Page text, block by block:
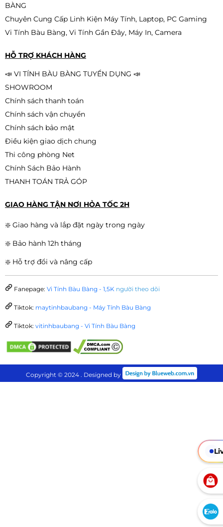
BÀNG
Chuyên Cung Cấp Linh Kiện Máy Tính, Laptop, PC Gaming
Vi Tính Bàu Bàng, Vi Tính Gần Đây, Máy In, Camera
HỖ TRỢ KHÁCH HÀNG
📣 VI TÍNH BÀU BÀNG TUYỂN DỤNG 📣
SHOWROOM
Chính sách thanh toán
Chính sách vận chuyển
Chính sách bảo mật
Điều kiện giao dịch chung
Thi công phòng Net
Chính Sách Bảo Hành
THANH TOÁN TRẢ GÓP
GIAO HÀNG TẬN NƠI HỎA TỐC 2H
❇️ Giao hàng và lắp đặt ngày trong ngày
❇️ Bảo hành 12h tháng
❇️ Hỗ trợ đổi và nâng cấp
Fanepage: Vi Tính Bàu Bàng - 1,5K người theo dõi
Tiktok: maytinhbaubang - Máy Tính Bàu Bàng
Tiktok: vitinhbaubang - Vi Tính Bàu Bàng
Copyright © 2024 . Designed by